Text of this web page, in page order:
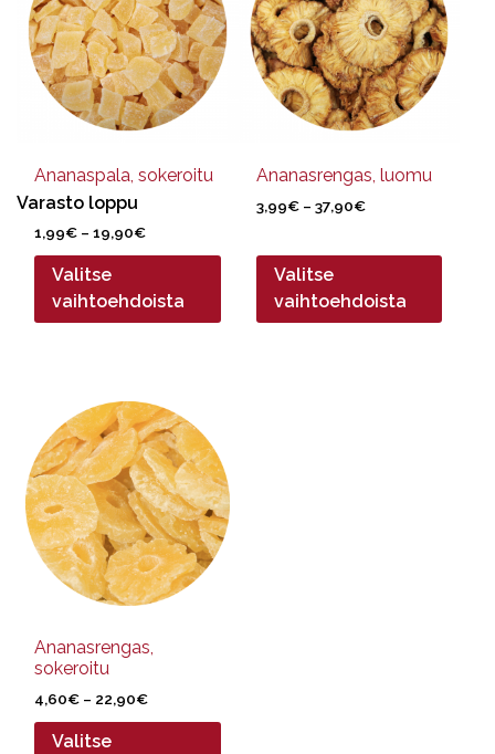
Ananaspala, sokeroitu
Varasto loppu
1,99€ – 19,90€Hintaluokka:
1,99€
19,90€
Valitse
vaihtoehdoista
useampi
muunnelma.
Voit
tehdä
valinnat
sivulla.
Ananasrengas, luomu
3,99€ – 37,90€Hintaluokka:
Valitse
vaihtoehdoista
useampi
muunnelma.
Voit
tehdä
valinnat
sivulla.
Ananasrengas,
sokeroitu
4,60€ – 22,90€Hintaluokka:
4,60€
Valitse
tuotteella
on
useampi
muunnelma.
Voit
tehdä
valinnat
sivulla.